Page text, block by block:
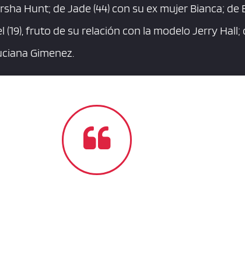
Hunt; de Jade (44) con su ex mujer Bianca; de
(19), fruto de su relación con la modelo Jerry Hall;
Gimenez.